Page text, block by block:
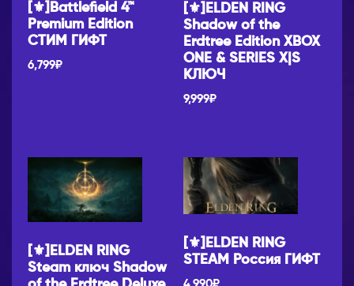
[⚜]Battlefield 4™
Premium Edition
СТИМ ГИФТ
6,799₽
[⚜]ELDEN RING
Shadow of the
Erdtree Edition XBOX
ONE & SERIES X|S
КЛЮЧ
9,999₽
[⚜]ELDEN RING
Steam ключ Shadow
[⚜]ELDEN RING
STEAM Россия ГИФТ